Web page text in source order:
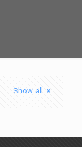
Show all